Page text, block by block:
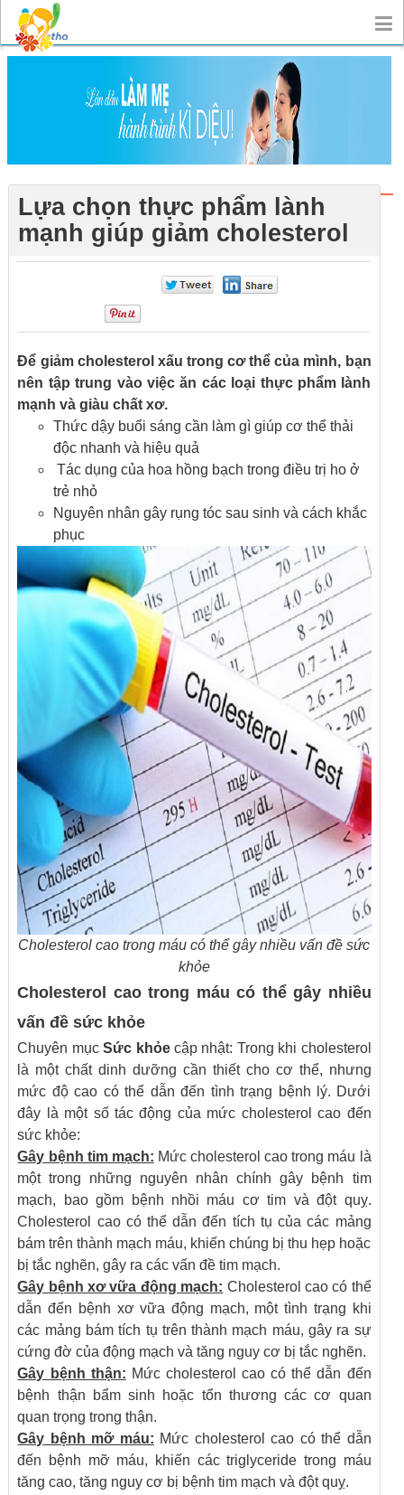
Lựa chọn thực phẩm lành
mạnh giúp giảm cholesterol
0
Để giảm cholesterol xấu trong cơ thể của mình, bạn
nên tập trung vào việc ăn các loại thực phẩm lành
mạnh và giàu chất xơ.
Thức dậy buổi sáng cần làm gì giúp cơ thể thải
độc nhanh và hiệu quả
Tác dụng của hoa hồng bạch trong điều trị ho ở
trẻ nhỏ
Nguyên nhân gây rụng tóc sau sinh và cách khắc
phục
Cholesterol cao trong máu có thể gây nhiều vấn đề sức
khỏe
Cholesterol cao trong máu có thể gây nhiều
vấn đề sức khỏe
Chuyên mụcSức khỏecập nhật: Trong khi cholesterol
là một chất dinh dưỡng cần thiết cho cơ thể, nhưng
mức độ cao có thể dẫn đến tình trạng bệnh lý. Dưới
đây là một số tác động của mức cholesterol cao đến
sức khỏe:
Gây bệnh tim mạch: Mức cholesterol cao trong máu là
một trong những nguyên nhân chính gây bệnh tim
mạch, bao gồm bệnh nhồi máu cơ tim và đột quỵ.
Cholesterol cao có thể dẫn đến tích tụ của các mảng
bám trên thành mạch máu, khiến chúng bị thu hẹp hoặc
bị tắc nghẽn, gây ra các vấn đề tim mạch.
Gây bệnh xơ vữa động mạch: Cholesterol cao có thể
dẫn đến bệnh xơ vữa động mạch, một tình trạng khi
các mảng bám tích tụ trên thành mạch máu, gây ra sự
cứng đờ của động mạch và tăng nguy cơ bị tắc nghẽn.
Gây bệnh thận: Mức cholesterol cao có thể dẫn đến
bệnh thận bẩm sinh hoặc tổn thương các cơ quan
quan trọng trong thận.
Gây bệnh mỡ máu: Mức cholesterol cao có thể dẫn
đến bệnh mỡ máu, khiến các triglyceride trong máu
tăng cao, tăng nguy cơ bị bệnh tim mạch và đột quỵ.